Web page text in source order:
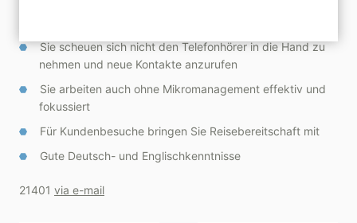
Sie scheuen sich nicht den Telefonhörer in die Hand zu
nehmen und neue Kontakte anzurufen
Sie arbeiten auch ohne Mikromanagement effektiv und
fokussiert
Für Kundenbesuche bringen Sie Reisebereitschaft mit
Gute Deutsch- und Englischkenntnisse
21401 via e-mail